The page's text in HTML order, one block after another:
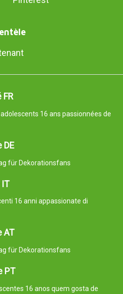
FR
16 ans passionnées de
DE
für Dekorationsfans
16 anni appassionate di
AT
für Dekorationsfans
PT
16 anos quem gosta de